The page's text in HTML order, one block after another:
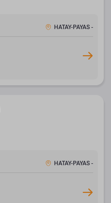
HATAY-PAYAS -
HATAY-PAYAS -